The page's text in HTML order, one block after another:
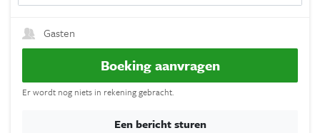
Gasten
Boeking aanvragen
Er wordt nog niets in rekening gebracht.
Een bericht sturen